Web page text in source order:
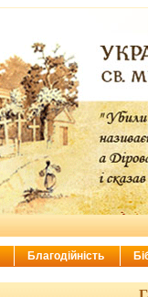
Благодійність